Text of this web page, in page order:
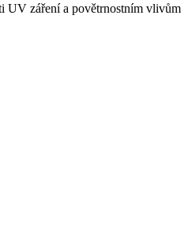
UV záření a povětrnostním vlivům